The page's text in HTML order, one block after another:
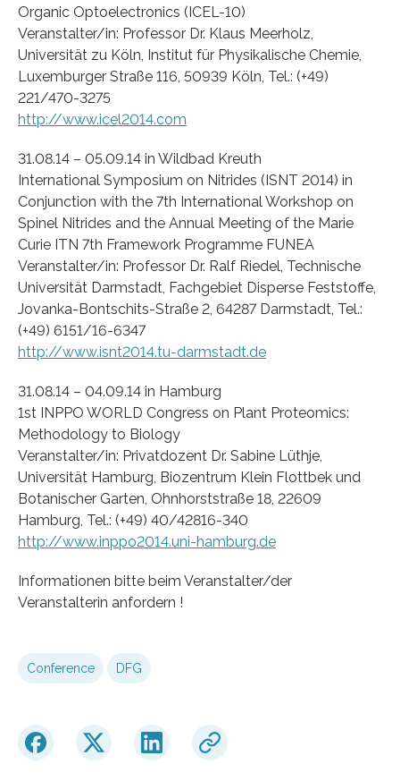
Organic Optoelectronics (ICEL-10)
Veranstalter/in: Professor Dr. Klaus Meerholz,
Universität zu Köln, Institut für Physikalische Chemie,
Luxemburger Straße 116, 50939 Köln, Tel.: (+49)
221/470-3275
http://www.icel2014.com
31.08.14 – 05.09.14 in Wildbad Kreuth
International Symposium on Nitrides (ISNT 2014) in
Conjunction with the 7th International Workshop on
Spinel Nitrides and the Annual Meeting of the Marie
Curie ITN 7th Framework Programme FUNEA
Veranstalter/in: Professor Dr. Ralf Riedel, Technische
Universität Darmstadt, Fachgebiet Disperse Feststoffe,
Jovanka-Bontschits-Straße 2, 64287 Darmstadt, Tel.:
(+49) 6151/16-6347
http://www.isnt2014.tu-darmstadt.de
31.08.14 – 04.09.14 in Hamburg
1st INPPO WORLD Congress on Plant Proteomics:
Methodology to Biology
Veranstalter/in: Privatdozent Dr. Sabine Lüthje,
Universität Hamburg, Biozentrum Klein Flottbek und
Botanischer Garten, Ohnhorststraße 18, 22609
Hamburg, Tel.: (+49) 40/42816-340
http://www.inppo2014.uni-hamburg.de
Informationen bitte beim Veranstalter/der
Veranstalterin anfordern !
Conference DFG